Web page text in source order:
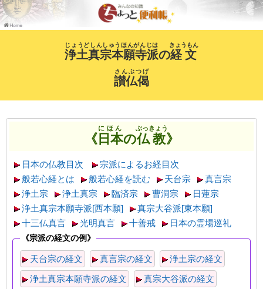
浄土真宗本願寺派
じょうどしんしゅうほんがんじは
の経文
きょうもん
讃仏偈
さんぶつげ